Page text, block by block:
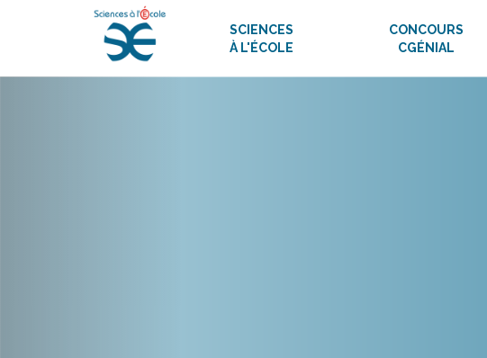
SCIENCES
À L'ÉCOLE
CONCOURS
CGÉNIAL